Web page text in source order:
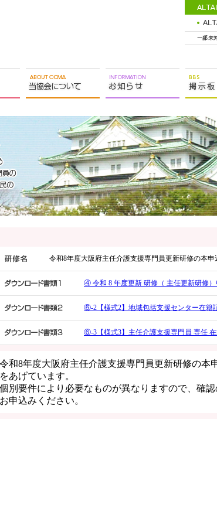
令和8年度大阪府主任介護支援専門員更新研修の本申
④ 令和 8 年度更新 研修（ 主任更新研修）
⑥-2【様式2】地域包括支援センター在籍
⑥-3【様式3】主任介護支援専門員 専任
令和8年度大阪府主任介護支援専門員更新研修の本
をあげています。
個別要件により必要なものが異なりますので、確
お申込みください。